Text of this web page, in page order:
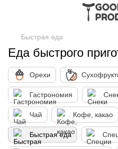
Быстрая еда
Еда быстрого
Орехи
Гастрономия
Чай Кофе, какао
Быстрая еда